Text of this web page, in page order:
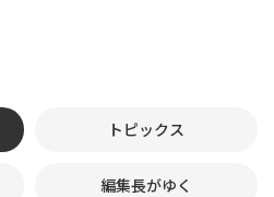
トピックス
編集長がゆく